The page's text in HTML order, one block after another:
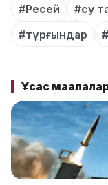
#Ресей #су
#тұрғындар
Ұқсас